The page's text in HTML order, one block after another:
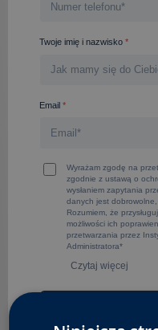
Twoje imię i nazwisko*
Email *
Wyrażam zgodę na
zgodnie z ustawą o
wysłaniem zapytania
danych jest
Rozumiem, że
możliwości ich
przetwarzania przez
Administratora*
Czytaj więcej